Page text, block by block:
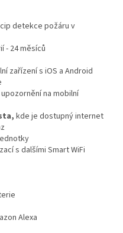
detekce požáru v
- 24 měsíců
zařízení s iOS a Android
na mobilní
kde je dostupný internet
s dalšími Smart WiFi
Alexa